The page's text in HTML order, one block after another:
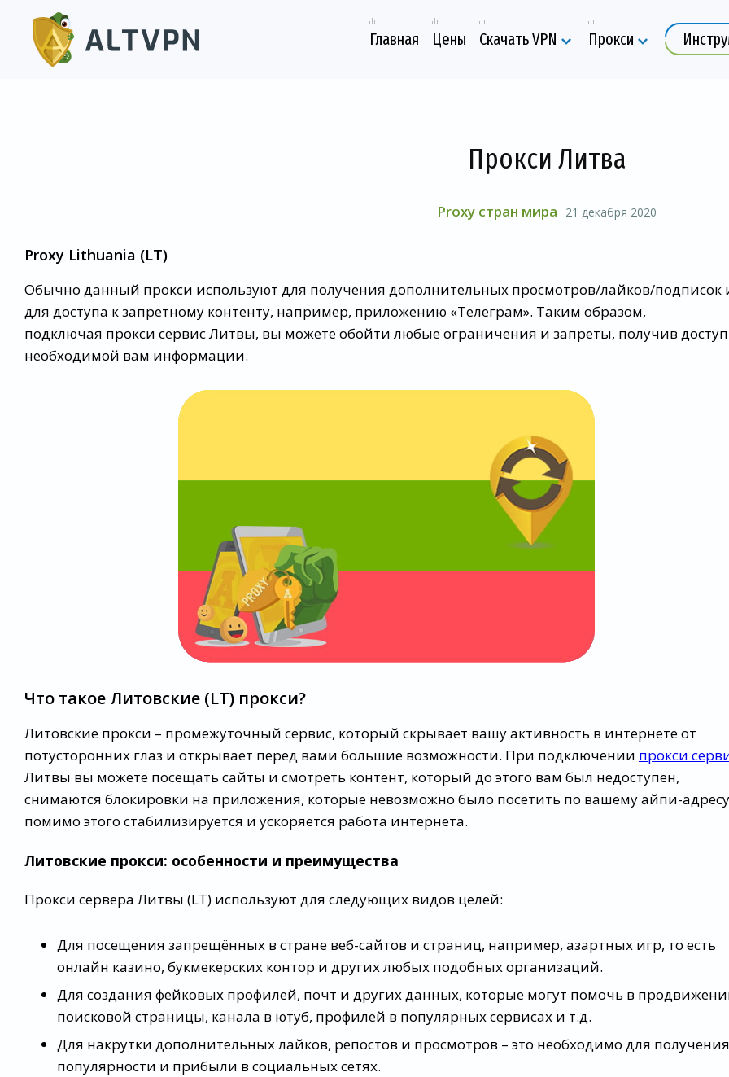
Главная Цены Скачать VPN Прокси
Прокси Литва
Proxy стран мира 21 декабря 2020
Proxy Lithuania (LT)
Обычно данный прокси используют для получения дополнительных просмотров/лайков/подписок
для доступа к запретному контенту, например, приложению «Телеграм». Таким образом,
подключая прокси сервис Литвы, вы можете обойти любые ограничения и запреты, получив
необходимой вам информации.
Что такое Литовские (LT) прокси?
Литовские прокси – промежуточный сервис, который скрывает вашу активность в интернете от
потусторонних глаз и открывает перед вами большие возможности. При подключении прокси
Литвы вы можете посещать сайты и смотреть контент, который до этого вам был недоступен,
снимаются блокировки на приложения, которые невозможно было посетить по вашему айпи-
помимо этого стабилизируется и ускоряется работа интернета.
Литовские прокси: особенности и преимущества
Прокси сервера Литвы (LT) используют для следующих видов целей:
Для посещения запрещённых в стране веб-сайтов и страниц, например, азартных игр, то есть
онлайн казино, букмекерских контор и других любых подобных организаций.
Для создания фейковых профилей, почт и других данных, которые могут помочь в
поисковой страницы, канала в ютуб, профилей в популярных сервисах и т.д.
Для накрутки дополнительных лайков, репостов и просмотров – это необходимо для получения
популярности и прибыли в социальных сетях.